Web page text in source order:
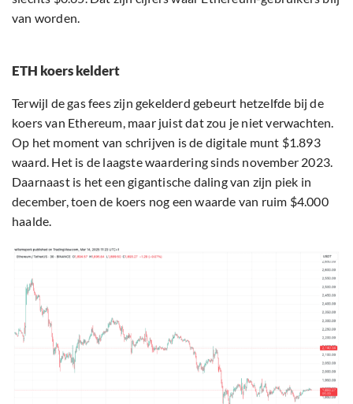
van worden.
ETH koers keldert
Terwijl de gas fees zijn gekelderd gebeurt hetzelfde bij de
koers van Ethereum, maar juist dat zou je niet verwachten.
Op het moment van schrijven is de digitale munt $1.893
waard. Het is de laagste waardering sinds november 2023.
Daarnaast is het een gigantische daling van zijn piek in
december, toen de koers nog een waarde van ruim $4.000
haalde.